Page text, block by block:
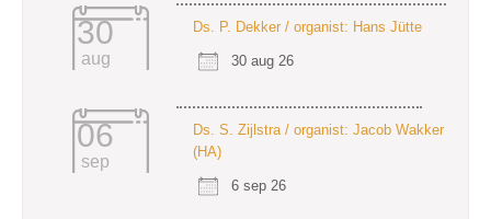
30
aug
Ds. P. Dekker / organist: Hans Jütte
30 aug 26
06
sep
Ds. S. Zijlstra / organist: Jacob Wakker
(HA)
6 sep 26